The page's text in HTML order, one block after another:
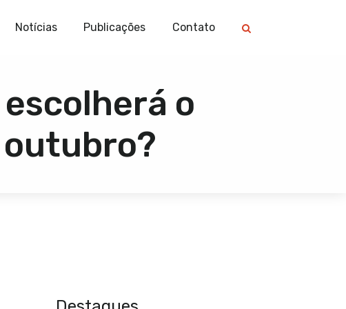
Notícias Publicações Contato
o